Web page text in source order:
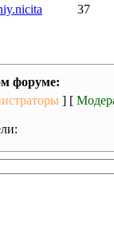
37
форуме:
] [